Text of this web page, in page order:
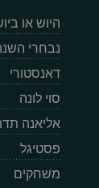
היוש או
נבחרי
דאנסטורי
סוי לונה
אליאנה
פסטיגל
משחקים